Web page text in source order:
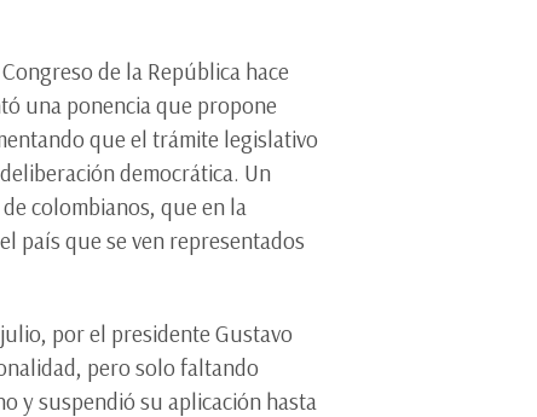
de la República hace
una ponencia que propone
que el trámite legislativo
democrática. Un
colombianos, que en la
país que se ven representados
por el presidente Gustavo
pero solo faltando
y suspendió su aplicación hasta